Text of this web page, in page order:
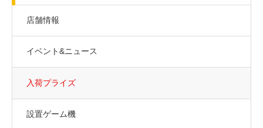
店舗情報
イベント&ニュース
入荷プライズ
設置ゲーム機